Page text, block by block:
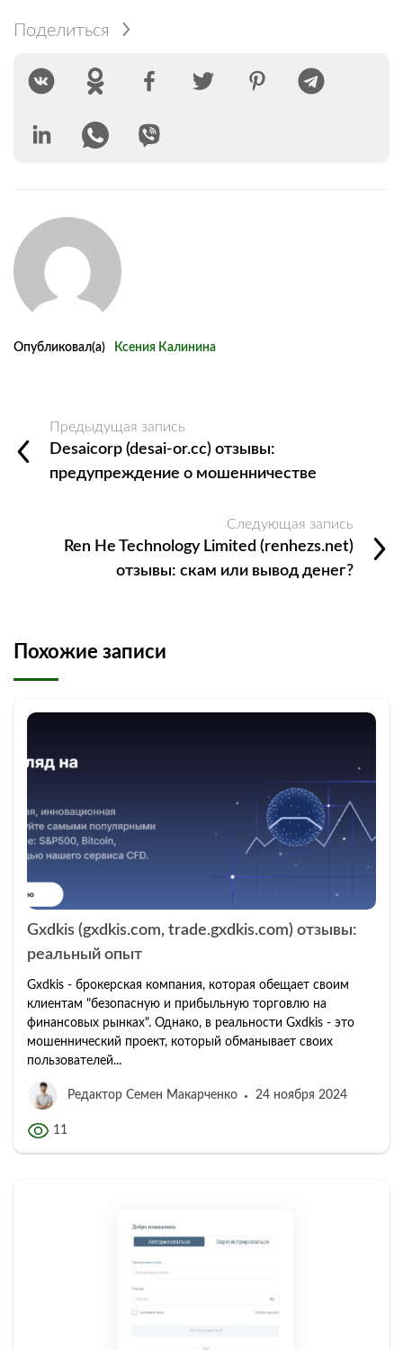
Поделиться
Опубликовал(а) Ксения Калинина
Предыдущая запись
Desaicorp (desai-or.cc) отзывы:
предупреждение о мошенничестве
Следующая запись
Ren He Technology Limited (renhezs.net)
отзывы: скам или вывод денег?
Похожие записи
Gxdkis (gxdkis.com, trade.gxdkis.com) отзывы:
реальный опыт
Gxdkis - брокерская компания, которая обещает своим
клиентам "безопасную и прибыльную торговлю на
финансовых рынках". Однако, в реальности Gxdkis - это
мошеннический проект, который обманывает своих
пользователей...
Редактор Семен Макарченко 24 ноября 2024
11